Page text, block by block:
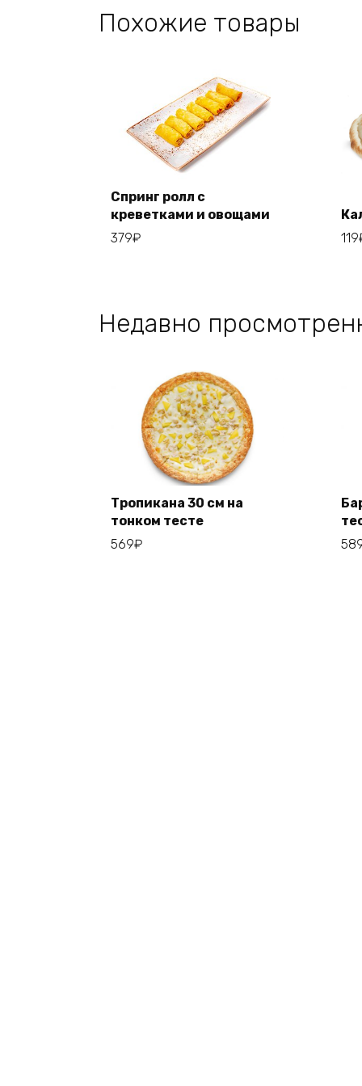
Похожие товары
Спринг ролл с
креветками и овощами
379₽
119
Недавно
Тропикана 30 см на
тонком тесте
569₽